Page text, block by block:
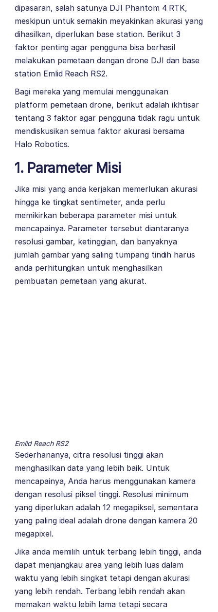
dipasaran, salah satunya DJI Phantom 4 RTK,
meskipun untuk semakin meyakinkan akurasi yang
dihasilkan, diperlukan base station. Berikut 3
faktor penting agar pengguna bisa berhasil
melakukan pemetaan dengan drone DJI dan base
station Emlid Reach RS2.
Bagi mereka yang memulai menggunakan
platform pemetaan drone, berikut adalah ikhtisar
tentang 3 faktor agar pengguna tidak ragu untuk
mendiskusikan semua faktor akurasi bersama
Halo Robotics.
1. Parameter Misi
Jika misi yang anda kerjakan memerlukan akurasi
hingga ke tingkat sentimeter, anda perlu
memikirkan beberapa parameter misi untuk
mencapainya. Parameter tersebut diantaranya
resolusi gambar, ketinggian, dan banyaknya
jumlah gambar yang saling tumpang tindih harus
anda perhitungkan untuk menghasilkan
pembuatan pemetaan yang akurat.
Emlid Reach RS2
Sederhananya, citra resolusi tinggi akan
menghasilkan data yang lebih baik. Untuk
mencapainya, Anda harus menggunakan kamera
dengan resolusi piksel tinggi. Resolusi minimum
yang diperlukan adalah 12 megapiksel, sementara
yang paling ideal adalah drone dengan kamera 20
megapixel.
Jika anda memilih untuk terbang lebih tinggi, anda
dapat menjangkau area yang lebih luas dalam
waktu yang lebih singkat tetapi dengan akurasi
yang lebih rendah. Terbang lebih rendah akan
memakan waktu lebih lama tetapi secara